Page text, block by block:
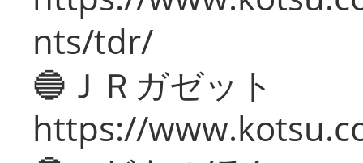
nts/tdr/
🔵ＪＲガゼット
https://